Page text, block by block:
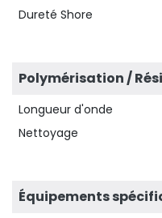
Dureté Shore
Polymérisation /
Longueur d'onde
Nettoyage
Équipements